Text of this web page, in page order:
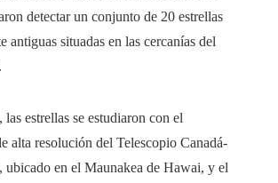
detectar un conjunto de 20 estrellas
antiguas situadas en las cercanías del
las estrellas se estudiaron con el
alta resolución del Telescopio Canadá-
ubicado en el Maunakea de Hawai, y el